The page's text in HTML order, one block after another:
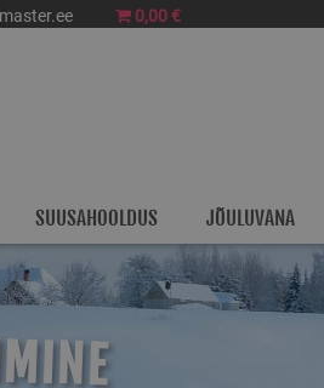
0,00 €
SUUSAHOOLDUS JÕULUVANA